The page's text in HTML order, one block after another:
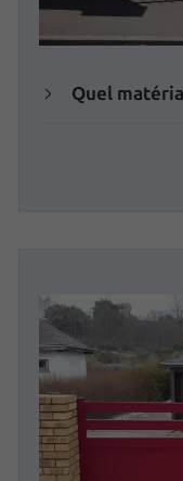
Quel